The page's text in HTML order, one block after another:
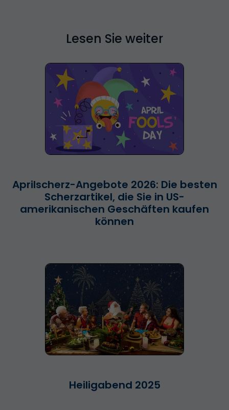
Lesen Sie weiter
Aprilscherz-Angebote 2026: Die besten
Scherzartikel, die Sie in US-
amerikanischen Geschäften kaufen
können
Heiligabend 2025